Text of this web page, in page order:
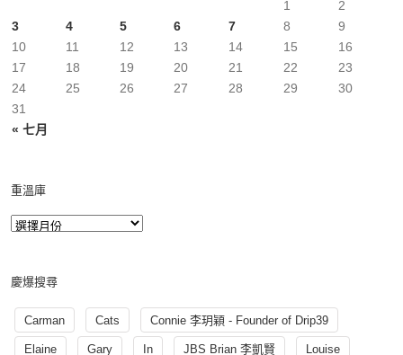
« 七月
1
2
3
4 5 6 7 8
9
10
11 12 13 14 15
16
17
18 19 20 21 22
23
24
25 26 27 28 29
30
31
重溫庫
慶爆搜尋
Carman Cats Connie 李玥穎 - Founder of Drip39
Elaine Gary In JBS Brian 李凱賢 Louise